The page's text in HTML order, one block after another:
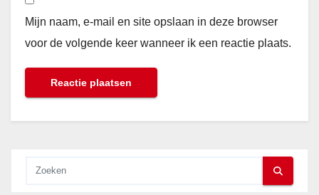
Mijn naam, e-mail en site opslaan in deze browser
voor de volgende keer wanneer ik een reactie plaats.